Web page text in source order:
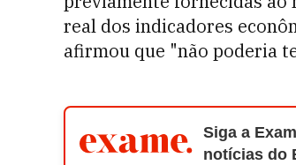
real dos indicadores
afirmou que "não poderia
Siga a
notícias do